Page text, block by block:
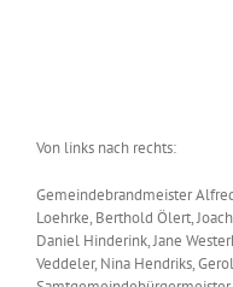
Von links nach rechts:
Gemeindebrandmeister
Loehrke, Berthold Ölert,
Daniel Hinderink, Jane
Veddeler, Nina Hendriks,